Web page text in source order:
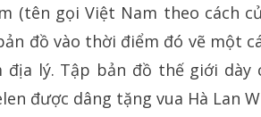
(tên gọi Việt Nam theo cách
đồ vào thời điểm đó vẽ một
địa lý. Tập bản đồ thế giới dày
được dâng tặng vua Hà Lan